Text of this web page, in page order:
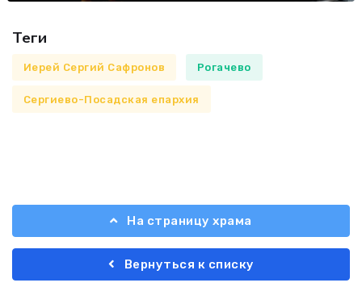
Теги
Иерей Сергий Сафронов Рогачево
Сергиево-Посадская епархия
На страницу храма
Вернуться к списку